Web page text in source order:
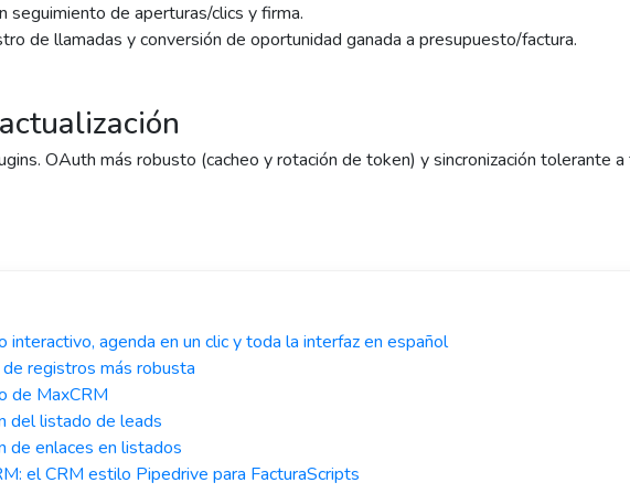
seguimiento de aperturas/clics y firma.
de llamadas y conversión de oportunidad ganada a presupuesto/factura.
OAuth más robusto (cacheo y rotación de token) y sincronización tolerante a
interactivo, agenda en un clic y toda la interfaz en español
registros más robusta
de MaxCRM
del listado de leads
de enlaces en listados
el CRM estilo Pipedrive para FacturaScripts